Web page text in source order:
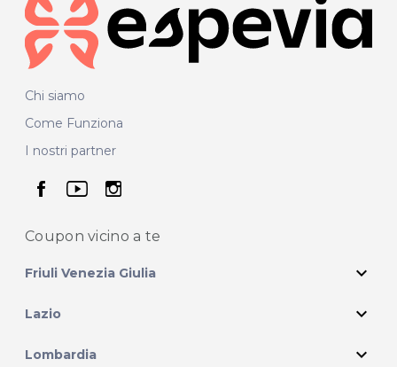
Chi siamo
Come Funziona
I nostri partner
seguici su facebook
seguici su youtube
seguici su instagram
Coupon vicino a te
Friuli Venezia Giulia expand_more
Lazio expand_more
Lombardia expand_more